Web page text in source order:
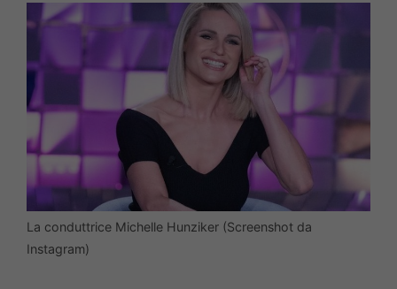
La conduttrice Michelle Hunziker (Screenshot da
Instagram)